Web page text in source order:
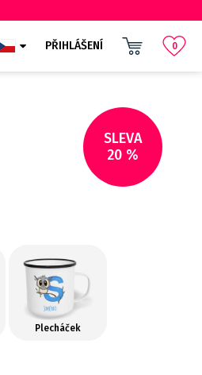
PŘIHLÁŠENÍ 0
SLEVA
20 %
Plecháček